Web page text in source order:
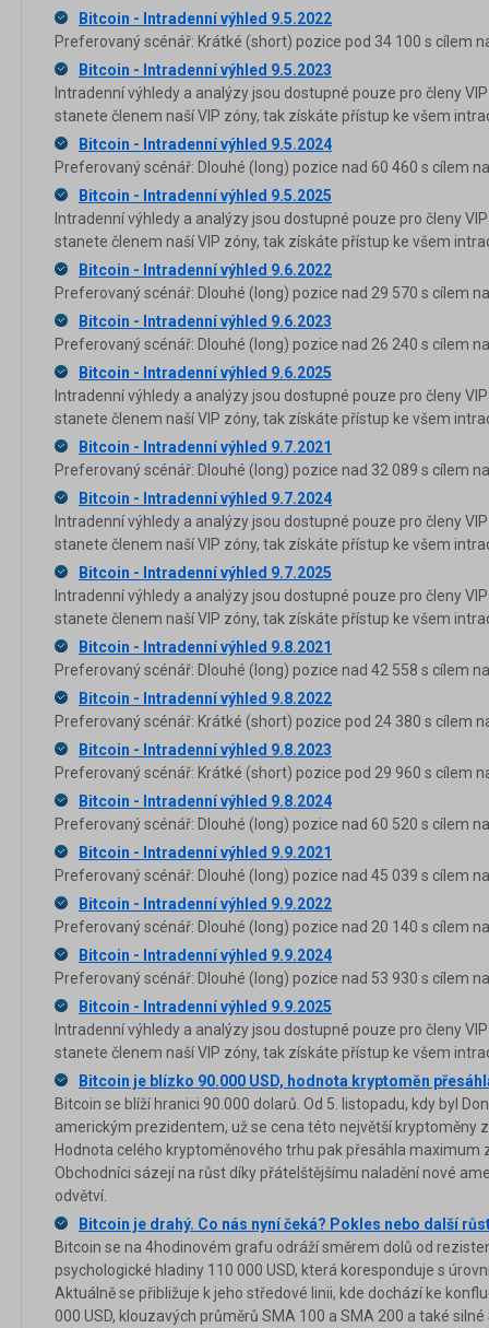
Bitcoin - Intradenní výhled 9.5.2022
Preferovaný scénář: Krátké (short) pozice pod 34 100 s cílem
Bitcoin - Intradenní výhled 9.5.2023
Intradenní výhledy a analýzy jsou dostupné pouze pro členy
stanete členem naší VIP zóny, tak získáte přístup ke všem
Bitcoin - Intradenní výhled 9.5.2024
Preferovaný scénář: Dlouhé (long) pozice nad 60 460 s cílem
Bitcoin - Intradenní výhled 9.5.2025
Intradenní výhledy a analýzy jsou dostupné pouze pro členy
stanete členem naší VIP zóny, tak získáte přístup ke všem
Bitcoin - Intradenní výhled 9.6.2022
Preferovaný scénář: Dlouhé (long) pozice nad 29 570 s cílem
Bitcoin - Intradenní výhled 9.6.2023
Preferovaný scénář: Dlouhé (long) pozice nad 26 240 s cílem
Bitcoin - Intradenní výhled 9.6.2025
Intradenní výhledy a analýzy jsou dostupné pouze pro členy
stanete členem naší VIP zóny, tak získáte přístup ke všem
Bitcoin - Intradenní výhled 9.7.2021
Preferovaný scénář: Dlouhé (long) pozice nad 32 089 s cílem
Bitcoin - Intradenní výhled 9.7.2024
Intradenní výhledy a analýzy jsou dostupné pouze pro členy
stanete členem naší VIP zóny, tak získáte přístup ke všem
Bitcoin - Intradenní výhled 9.7.2025
Intradenní výhledy a analýzy jsou dostupné pouze pro členy
stanete členem naší VIP zóny, tak získáte přístup ke všem
Bitcoin - Intradenní výhled 9.8.2021
Preferovaný scénář: Dlouhé (long) pozice nad 42 558 s cílem
Bitcoin - Intradenní výhled 9.8.2022
Preferovaný scénář: Krátké (short) pozice pod 24 380 s cílem
Bitcoin - Intradenní výhled 9.8.2023
Preferovaný scénář: Krátké (short) pozice pod 29 960 s cílem
Bitcoin - Intradenní výhled 9.8.2024
Preferovaný scénář: Dlouhé (long) pozice nad 60 520 s cílem
Bitcoin - Intradenní výhled 9.9.2021
Preferovaný scénář: Dlouhé (long) pozice nad 45 039 s cílem
Bitcoin - Intradenní výhled 9.9.2022
Preferovaný scénář: Dlouhé (long) pozice nad 20 140 s cílem
Bitcoin - Intradenní výhled 9.9.2024
Preferovaný scénář: Dlouhé (long) pozice nad 53 930 s cílem
Bitcoin - Intradenní výhled 9.9.2025
Intradenní výhledy a analýzy jsou dostupné pouze pro členy
stanete členem naší VIP zóny, tak získáte přístup ke všem
Bitcoin je blízko 90.000 USD, hodnota kryptoměn
Bitcoin se blíží hranici 90.000 dolarů. Od 5. listopadu, kdy byl
americkým prezidentem, už se cena této největší kryptoměny
Hodnota celého kryptoměnového trhu pak přesáhla maximum
Obchodníci sázejí na růst díky přátelštějšímu naladění nové
odvětví.
Bitcoin je drahý. Co nás nyní čeká? Pokles nebo další
Bitcoin se na 4hodinovém grafu odráží směrem dolů od
psychologické hladiny 110 000 USD, která koresponduje s
Aktuálně se přibližuje k jeho středové linii, kde dochází ke
000 USD, klouzavých průměrů SMA 100 a SMA 200 a také